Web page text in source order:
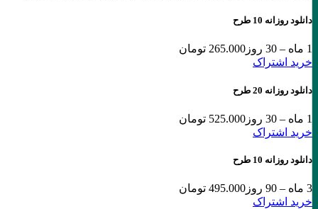
دانلود روزانه 10 طرح
265.000 تومان
خرید اشتراک
دانلود روزانه 20 طرح
525.000 تومان
خرید اشتراک
دانلود روزانه 10 طرح
495.000 تومان
خرید اشتراک